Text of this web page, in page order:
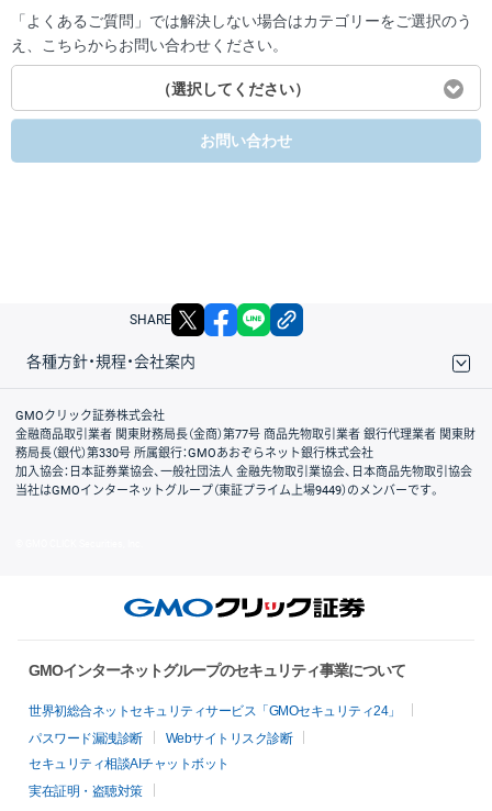
「よくあるご質問」では解決しない場合はカテゴリーをご選択のう
え、こちらからお問い合わせください。
（選択してください）
お問い合わせ
SHARE X facebook
各種方針・規程・会社案内
取引規程・約款
サイトマップ
その他のご案内
個人情報保護方針
最良執行方針
サイトのご利用について
ディスクレイマー
信託保全
リスク説明
会社案内
GMOクリック証券株式会社
金融商品取引業者 関東財務局長（金商）第77号 商品先物取引業者 銀行代理業者 関東財
務局長（銀代）第330号 所属銀行：GMOあおぞらネット銀行株式会社
加入協会：日本証券業協会、一般社団法人 金融先物取引業協会、日本商品先物取引協会
当社はGMOインターネットグループ（東証プライム上場9449）のメンバーです。
GMOインターネットグループのセキュリティ事業について
世界初総合ネットセキュリティサービス「GMOセキュリティ24」
パスワード漏洩診断
Webサイトリスク診断
セキュリティ相談AIチャットボット
実在証明・盗聴対策